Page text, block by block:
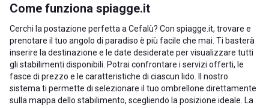
Come funziona spiagge.it
Cerchi la postazione perfetta a Cefalù? Con spiagge.it, trovare e
prenotare il tuo angolo di paradiso è più facile che mai. Ti basterà
inserire la destinazione e le date desiderate per visualizzare tutti
gli stabilimenti disponibili. Potrai confrontare i servizi offerti, le
fasce di prezzo e le caratteristiche di ciascun lido. Il nostro
sistema ti permette di selezionare il tuo ombrellone direttamente
sulla mappa dello stabilimento, scegliendo la posizione ideale. La